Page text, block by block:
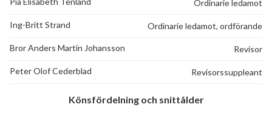
Ordinarie ledamot
Ing-Britt Strand Ordinarie ledamot, ordförande
Bror Anders Martin Johansson Revisor
Peter Olof Cederblad Revisorssuppleant
Könsfördelning och snittålder